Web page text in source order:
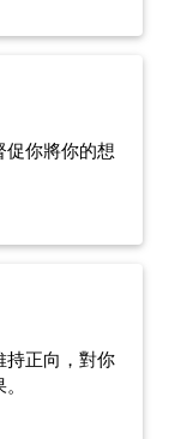
促你將你的想
持正向，對你